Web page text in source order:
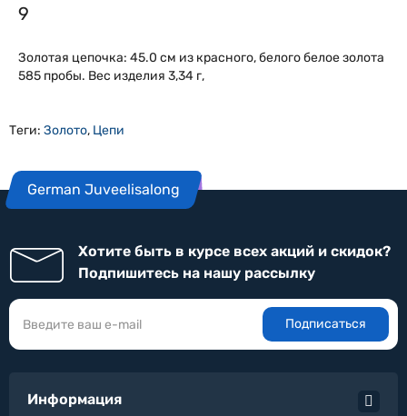
9
Золотая цепочка: 45.0 см из красного, белого белое золота
585 пробы. Вес изделия 3,34 г,
Теги: Золото, Цепи
German Juveelisalong
Хотите быть в курсе всех акций и скидок?
Подпишитесь на нашу рассылку
Подписаться
Информация